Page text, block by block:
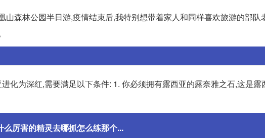
山森林公园半日游,疫情结束后,我特别想带着家人和同样喜欢旅游的部队
化为深红,需要满足以下条件: 1. 你必须拥有露西亚的露奈雅之石,这是
厉害的精灵去哪抓怎么练那个...